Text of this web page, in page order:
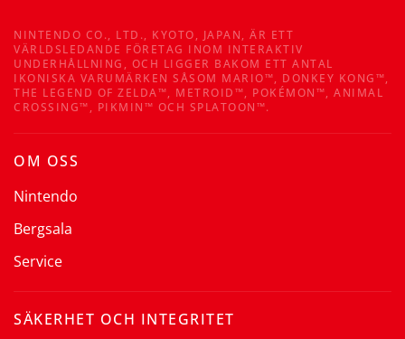
NINTENDO CO., LTD., KYOTO, JAPAN, ÄR ETT
VÄRLDSLEDANDE FÖRETAG INOM INTERAKTIV
UNDERHÅLLNING, OCH LIGGER BAKOM ETT ANTAL
IKONISKA VARUMÄRKEN SÅSOM MARIO™, DONKEY KONG™,
THE LEGEND OF ZELDA™, METROID™, POKÉMON™, ANIMAL
CROSSING™, PIKMIN™ OCH SPLATOON™.
OM OSS
Nintendo
Bergsala
Service
SÄKERHET OCH INTEGRITET